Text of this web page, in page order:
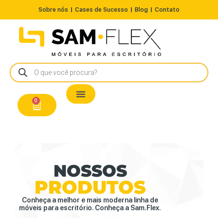
Sobre nós Cases de Sucesso Blog Contato
0
NOSSOS
PRODUTOS
Conheça a melhor e mais moderna linha de
móveis para escritório. Conheça a Sam.Flex.